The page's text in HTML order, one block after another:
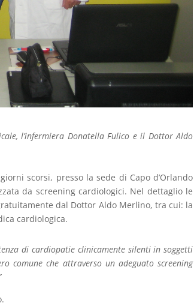
l’infermiera Donatella Fulico e il Dottor Aldo
scorsi, presso la sede di Capo d’Orlando
da screening cardiologici. Nel dettaglio le
dal Dottor Aldo Merlino, tra cui: la
cardiologica.
di cardiopatie clinicamente silenti in soggetti
comune che attraverso un adeguato screening